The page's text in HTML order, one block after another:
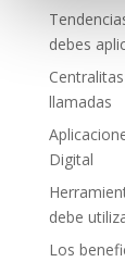
debes
llamadas
Digital
debe
Los